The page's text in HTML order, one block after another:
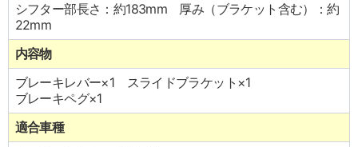
シフター部長さ：約183mm 厚み（ブラケット含む）：約
22mm
内容物
ブレーキレバー×1 スライドブラケット×1
ブレーキペグ×1
適合車種